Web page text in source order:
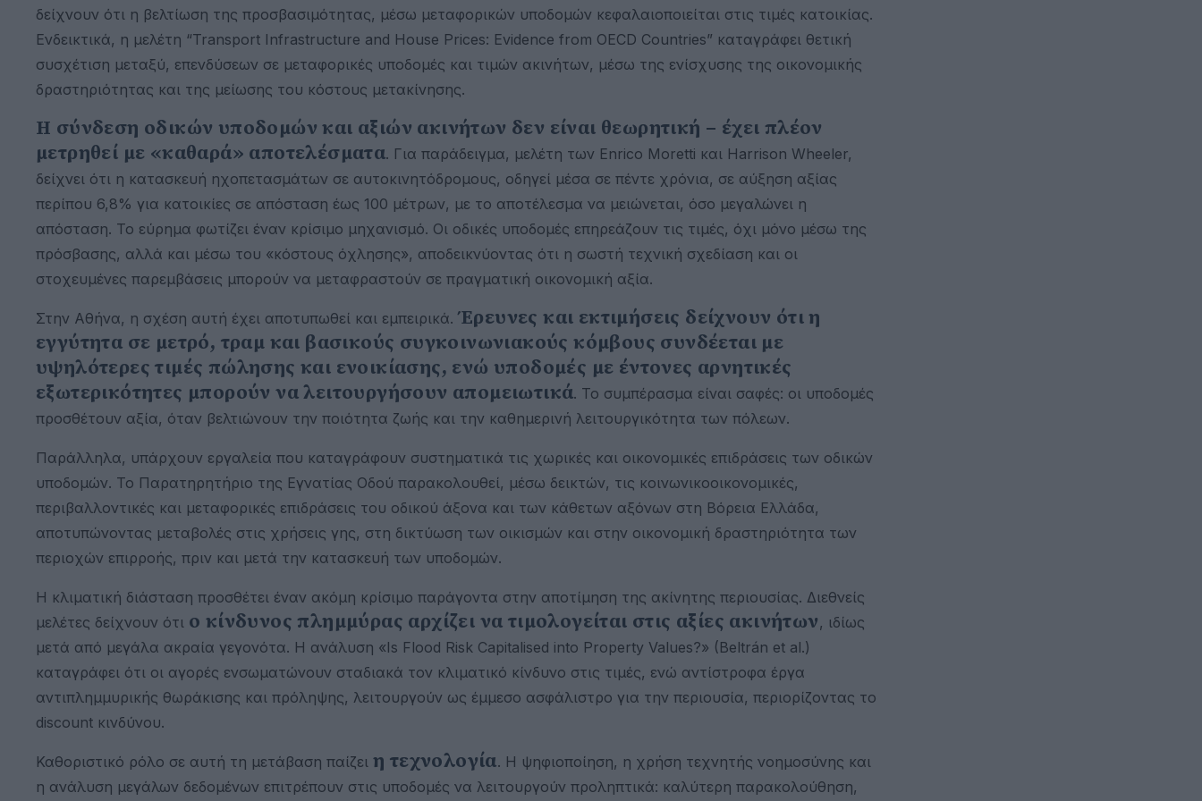
δείχνουν ότι η βελτίωση της προσβασιμότητας, μέσω μεταφορικών υποδομών κεφαλαιοποιείται στις τιμές κατοικίας.
Ενδεικτικά, η μελέτη “Transport Infrastructure and House Prices: Evidence from OECD Countries” καταγράφει θετική
συσχέτιση μεταξύ, επενδύσεων σε μεταφορικές υποδομές και τιμών ακινήτων, μέσω της ενίσχυσης της οικονομικής
δραστηριότητας και της μείωσης του κόστους μετακίνησης.
Η σύνδεση οδικών υποδομών και αξιών ακινήτων δεν είναι θεωρητική – έχει πλέον
μετρηθεί με «καθαρά» αποτελέσματα. Για παράδειγμα, μελέτη των Enrico Moretti και Harrison Wheeler,
δείχνει ότι η κατασκευή ηχοπετασμάτων σε αυτοκινητόδρομους, οδηγεί μέσα σε πέντε χρόνια, σε αύξηση αξίας
περίπου 6,8% για κατοικίες σε απόσταση έως 100 μέτρων, με το αποτέλεσμα να μειώνεται, όσο μεγαλώνει η
απόσταση. Το εύρημα φωτίζει έναν κρίσιμο μηχανισμό. Οι οδικές υποδομές επηρεάζουν τις τιμές, όχι μόνο μέσω της
πρόσβασης, αλλά και μέσω του «κόστους όχλησης», αποδεικνύοντας ότι η σωστή τεχνική σχεδίαση και οι
στοχευμένες παρεμβάσεις μπορούν να μεταφραστούν σε πραγματική οικονομική αξία.
Στην Αθήνα, η σχέση αυτή έχει αποτυπωθεί και εμπειρικά.Έρευνες και εκτιμήσεις δείχνουν ότι η
εγγύτητα σε μετρό, τραμ και βασικούς συγκοινωνιακούς κόμβους συνδέεται με
υψηλότερες τιμές πώλησης και ενοικίασης, ενώ υποδομές με έντονες αρνητικές
εξωτερικότητες μπορούν να λειτουργήσουν απομειωτικά. Το συμπέρασμα είναι σαφές: οι υποδομές
προσθέτουν αξία, όταν βελτιώνουν την ποιότητα ζωής και την καθημερινή λειτουργικότητα των πόλεων.
Παράλληλα, υπάρχουν εργαλεία που καταγράφουν συστηματικά τις χωρικές και οικονομικές επιδράσεις των οδικών
υποδομών. Το Παρατηρητήριο της Εγνατίας Οδού παρακολουθεί, μέσω δεικτών, τις κοινωνικοοικονομικές,
περιβαλλοντικές και μεταφορικές επιδράσεις του οδικού άξονα και των κάθετων αξόνων στη Βόρεια Ελλάδα,
αποτυπώνοντας μεταβολές στις χρήσεις γης, στη δικτύωση των οικισμών και στην οικονομική δραστηριότητα των
περιοχών επιρροής, πριν και μετά την κατασκευή των υποδομών.
Η κλιματική διάσταση προσθέτει έναν ακόμη κρίσιμο παράγοντα στην αποτίμηση της ακίνητης περιουσίας. Διεθνείς
μελέτες δείχνουν ότι ο κίνδυνος πλημμύρας αρχίζει να τιμολογείται στις αξίες ακινήτων , ιδίως
μετά από μεγάλα ακραία γεγονότα. Η ανάλυση «Is Flood Risk Capitalised into Property Values?» (Beltrán et al.)
καταγράφει ότι οι αγορές ενσωματώνουν σταδιακά τον κλιματικό κίνδυνο στις τιμές, ενώ αντίστροφα έργα
αντιπλημμυρικής θωράκισης και πρόληψης, λειτουργούν ως έμμεσο ασφάλιστρο για την περιουσία, περιορίζοντας το
discount κινδύνου.
Καθοριστικό ρόλο σε αυτή τη μετάβαση παίζει η τεχνολογία. Η ψηφιοποίηση, η χρήση τεχνητής νοημοσύνης και
η ανάλυση μεγάλων δεδομένων επιτρέπουν στις υποδομές να λειτουργούν προληπτικά: καλύτερη παρακολούθηση,